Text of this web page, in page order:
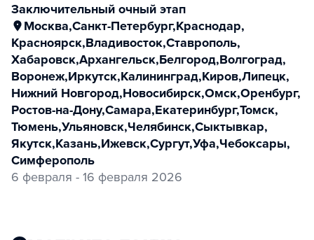
заключительный очный этап
Москва,Санкт-Петербург,Краснодар,
Красноярск,Владивосток,Ставрополь,
Хабаровск,Архангельск,Белгород,Волгоград,
Воронеж,Иркутск,Калининград,Киров,Липецк,
Нижний Новгород,Новосибирск,Омск,Оренбург,
Ростов-на-Дону,Самара,Екатеринбург,Томск,
Тюмень,Ульяновск,Челябинск,Сыктывкар,
Якутск,Казань,Ижевск,Сургут,Уфа,Чебоксары,
Симферополь
6 февраля - 16 февраля 2026